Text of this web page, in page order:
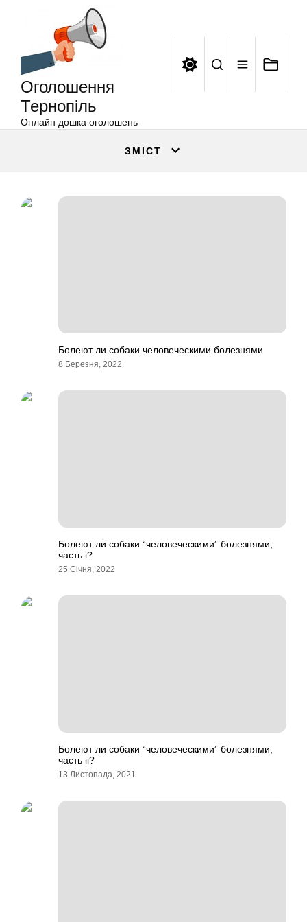
Оголошення
Тернопіль
Онлайн дошка оголошень
ЗМІСТ
Болеют ли собаки человеческими болезнями
8 Березня, 2022
Болеют ли собаки “человеческими” болезнями,
часть i?
25 Січня, 2022
Болеют ли собаки “человеческими” болезнями,
часть ii?
13 Листопада, 2021